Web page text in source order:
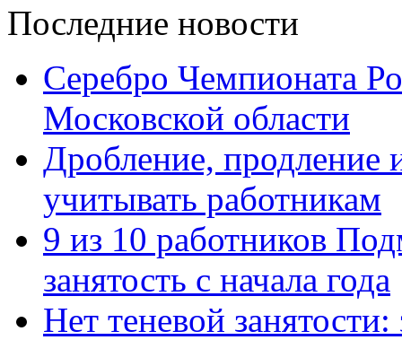
Последние новости
Серебро Чемпионата
Московской области
Дробление, продление
учитывать работникам
9 из 10 работников
занятость с начала года
Нет теневой